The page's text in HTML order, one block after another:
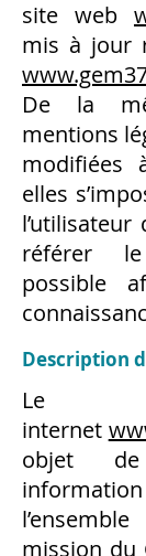
site web
mis à jour
De la
mentions
modifiées
elles
l’utilisateur
référer
possible
Description
internet
objet
mission du